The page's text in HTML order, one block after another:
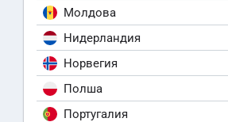
Молдова
Нидерландия
Норвегия
Полша
Португалия